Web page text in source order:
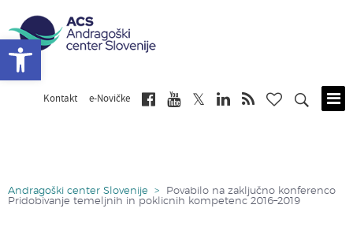
Kontakt e-Novičke
Andragoški center Slovenije >
Povabilo na zaključno konferenco
Pridobivanje temeljnih in poklicnih kompetenc 2016–2019
Open toolbar